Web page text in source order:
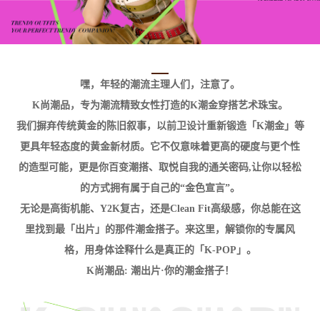
嘿，年轻的潮流主理人们，注意了。
K尚潮品，专为潮流精致女性打造的K潮金穿搭艺术珠宝。
我们摒弃传统黄金的陈旧叙事，以前卫设计重新锻造「K潮金」等
更具年轻态度的黄金新材质。它不仅意味着更高的硬度与更个性
的造型可能，更是你百变潮搭、取悦自我的通关密码,让你以轻松
的方式拥有属于自己的“金色宣言”。
无论是高街机能、Y2K复古，还是Clean Fit高级感，你总能在这
里找到最「出片」的那件潮金搭子。来这里，解锁你的专属风
格，用身体诠释什么是真正的「K-POP」。
K尚潮品: 潮出片·你的潮金搭子！